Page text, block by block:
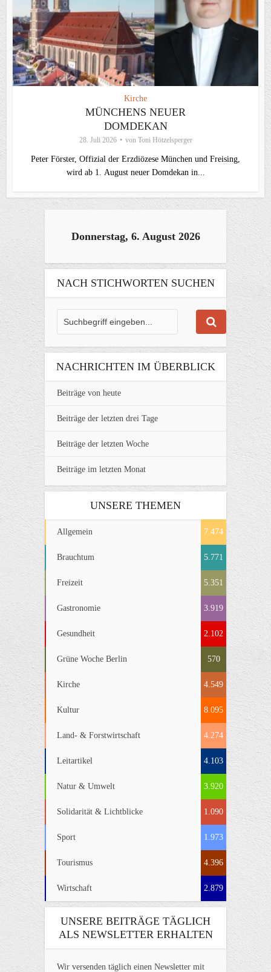
Kirche
MÜNCHENS NEUER
DOMDEKAN
28. Juli 2026 von Toni Hötzelsperger
Peter Förster, Offizial der Erzdiözese München und Freising,
wird ab 1. August neuer Domdekan in...
Donnerstag, 6. August 2026
NACH STICHWORTEN SUCHEN
NACHRICHTEN IM ÜBERBLICK
Beiträge von heute
Beiträge der letzten drei Tage
Beiträge der letzten Woche
Beiträge im letzten Monat
UNSERE THEMEN
Allgemein 7.474
Brauchtum 5.771
Freizeit 5.351
Gastronomie 3.919
Gesundheit 2.102
Grüne Woche Berlin 570
Kirche 4.549
Kultur 8.095
Land- & Forstwirtschaft 4.274
Leitartikel 4.103
Natur & Umwelt 3.920
Solidarität & Lichtblicke 1.090
Sport 1.973
Tourismus 4.396
Wirtschaft 2.879
UNSERE BEITRÄGE TÄGLICH
ALS NEWSLETTER ERHALTEN
Wir versenden täglich einen Newsletter mit